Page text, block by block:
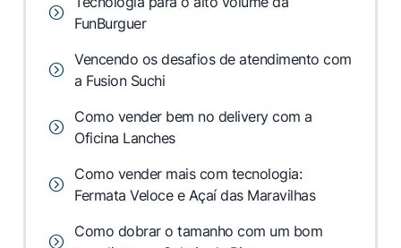
FunBurguer
Vencendo os desafios de atendimento com
a Fusion Suchi
Como vender bem no delivery com a
Oficina Lanches
Como vender mais com tecnologia:
Fermata Veloce e Açaí das Maravilhas
Como dobrar o tamanho com um bom